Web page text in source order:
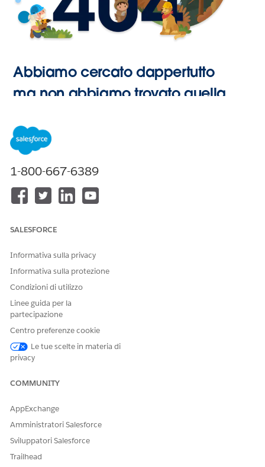
Abbiamo cercato dappertutto
ma non abbiamo trovato quella
1-800-667-6389
SALESFORCE
Informativa sulla privacy
Informativa sulla protezione
Condizioni di utilizzo
Linee guida per la
partecipazione
Centro preferenze cookie
Le tue scelte in materia di
privacy
COMMUNITY
AppExchange
Amministratori Salesforce
Sviluppatori Salesforce
Trailhead